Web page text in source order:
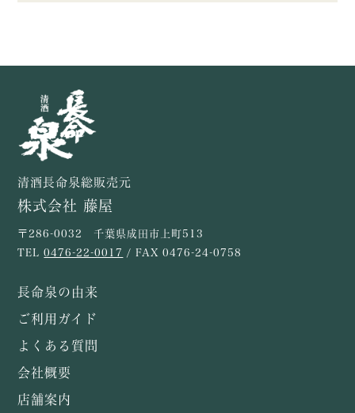
清酒長命泉総販売元
株式会社 藤屋
〒286-0032 千葉県成田市上町513
TEL0476-22-0017 / FAX 0476-24-0758
長命泉の由来
ご利用ガイド
よくある質問
会社概要
店舗案内